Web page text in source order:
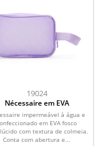
19024
Nécessaire em EVA
impermeável à água e
em EVA fosco
com textura de colmeia.
Conta com abertura e...